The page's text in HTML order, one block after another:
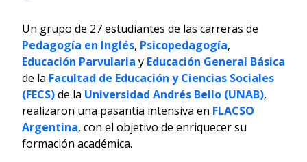
Un grupo de 27 estudiantes de las carreras de
Pedagogía en Inglés, Psicopedagogía,
Educación Parvularia y Educación General Básica
de la Facultad de Educación y Ciencias Sociales
(FECS)de la Universidad Andrés Bello (UNAB),
realizaron una pasantía intensiva en FLACSO
Argentina, con el objetivo de enriquecer su
formación académica.